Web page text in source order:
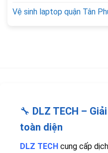
Vệ sinh laptop quận Tân
🔧 DLZ TECH –
toàn diện
DLZ TECH cung cấp